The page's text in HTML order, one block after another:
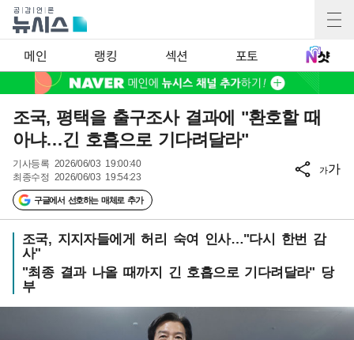
메인 랭킹 섹션 포토
조국, 평택을 출구조사 결과에 "환호할 때
아냐…긴 호흡으로 기다려달라"
기사등록 2026/06/03 19:00:40
최종수정 2026/06/03 19:54:23
구글에서 선호하는 매체로 추가
가가
조국, 지지자들에게 허리 숙여 인사…"다시 한번 감
사"
"최종 결과 나올 때까지 긴 호흡으로 기다려달라" 당
부